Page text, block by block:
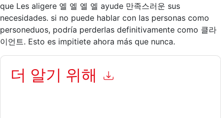
que Les aligere 엘 엘 엘 엘 ayude 만족스러운 sus
necesidades. si no puede hablar con las personas como
personeduos, podría perderlas definitivamente como 클라
이언트. Esto es impitiete ahora más que nunca.
더 알기 위해